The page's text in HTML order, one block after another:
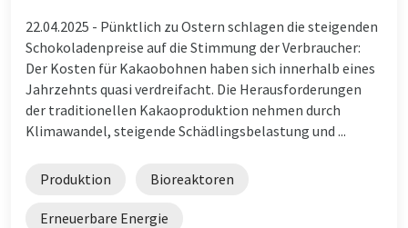
22.04.2025 - Pünktlich zu Ostern schlagen die steigenden
Schokoladenpreise auf die Stimmung der Verbraucher:
Der Kosten für Kakaobohnen haben sich innerhalb eines
Jahrzehnts quasi verdreifacht. Die Herausforderungen
der traditionellen Kakaoproduktion nehmen durch
Klimawandel, steigende Schädlingsbelastung und ...
Produktion Bioreaktoren
Erneuerbare Energie